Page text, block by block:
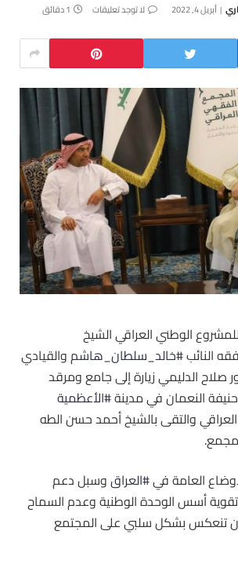
أبريل 4, 2022 لا توجد تعليقات 1 دقائق
الوطني العراقي الشيخ
النائب#خالد_سلطان_هاشموالقيادي
صلاح الدليمي زيارة إلى جامع ومرقد
النعمان في مدينة#الأعظمية
والتقى بالشيخ أحمد حسن الطه
العامة في#العراقوسبل دعم
أسس الوحدة الوطنية وعدم السماح
ان تنعكس بشكل سلبي على المجتمع